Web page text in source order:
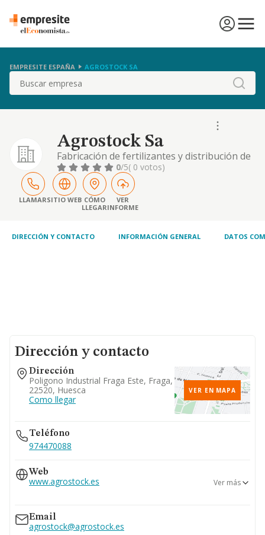
EMPRESITE ESPAÑA AGROSTOCK SA
Buscar
Agrostock Sa
Fabricación de fertilizantes y distribución de
abonos y fitosanitarios
0/5( 0 votos)
LLAMARSITIO WEB CÓMO
LLEGAR
VER
INFORME
DIRECCIÓN Y CONTACTO INFORMACIÓN GENERAL DATOS
Dirección y contacto
Dirección
Poligono Industrial Fraga Este, Fraga,
22520, Huesca
Como llegar
VER EN MAPA
Teléfono
974470088
Web
www.agrostock.es Ver más
Email
agrostock@agrostock.es